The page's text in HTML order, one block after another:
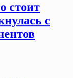
стоит
с